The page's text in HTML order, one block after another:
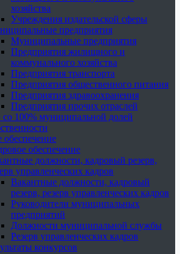
хозяйства
Учреждения издательской сферы
предприятия
Муниципальные предприятия
Предприятия жилищного и
коммунального хозяйства
Предприятия транспорта
Предприятия общественного питания
Предприятия здравоохранения
Предприятия прочих отраслей
100% муниципальной долей
обеспечение
обеспечение
должности, кадровый резерв,
управленческих кадров
Вакантные должности, кадровый
резерв, резерв управленческих кадров
Руководители муниципальных
предприятий
Должности муниципальной службы
Резерв управленческих кадров
конкурсов